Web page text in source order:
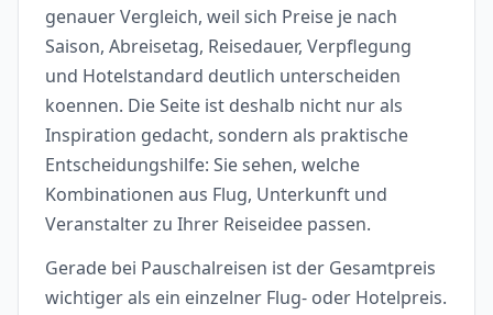
genauer Vergleich, weil sich Preise je nach
Saison, Abreisetag, Reisedauer, Verpflegung
und Hotelstandard deutlich unterscheiden
koennen. Die Seite ist deshalb nicht nur als
Inspiration gedacht, sondern als praktische
Entscheidungshilfe: Sie sehen, welche
Kombinationen aus Flug, Unterkunft und
Veranstalter zu Ihrer Reiseidee passen.
Gerade bei Pauschalreisen ist der Gesamtpreis
wichtiger als ein einzelner Flug- oder Hotelpreis.